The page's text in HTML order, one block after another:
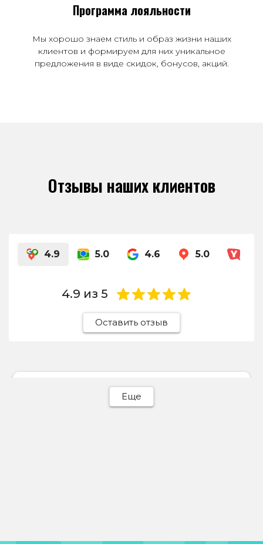
Программа лояльности
Мы хорошо знаем стиль и образ жизни наших
клиентов и формируем для них уникальное
предложения в виде скидок, бонусов, акций.
Отзывы наших клиентов
4.9 5.0 4.6 5.0
4.9 из 5
Оставить отзыв
Ева Батурина
Еще